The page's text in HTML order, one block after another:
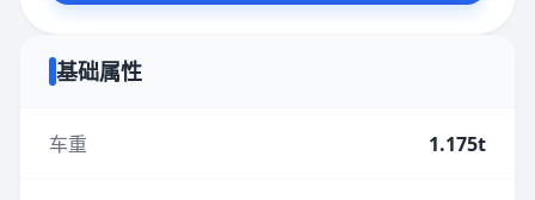
基础属性
车重 1.175t